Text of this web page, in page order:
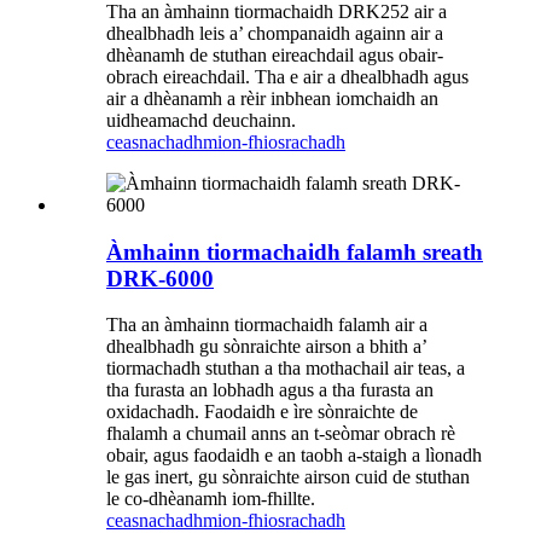
Tha an àmhainn tiormachaidh DRK252 air a
dhealbhadh leis a’ chompanaidh againn air a
dhèanamh de stuthan eireachdail agus obair-
obrach eireachdail. Tha e air a dhealbhadh agus
air a dhèanamh a rèir inbhean iomchaidh an
uidheamachd deuchainn.
ceasnachadhmion-fhiosrachadh
Àmhainn tiormachaidh falamh sreath
DRK-6000
Tha an àmhainn tiormachaidh falamh air a
dhealbhadh gu sònraichte airson a bhith a’
tiormachadh stuthan a tha mothachail air teas, a
tha furasta an lobhadh agus a tha furasta an
oxidachadh. Faodaidh e ìre sònraichte de
fhalamh a chumail anns an t-seòmar obrach rè
obair, agus faodaidh e an taobh a-staigh a lìonadh
le gas inert, gu sònraichte airson cuid de stuthan
le co-dhèanamh iom-fhillte.
ceasnachadhmion-fhiosrachadh